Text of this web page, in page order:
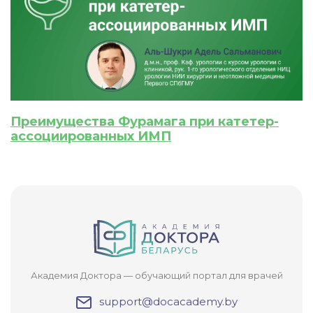
Преимущества Фурамага при катетер-
ассоциированных ИМП
Академия Доктора — обучающий портал для врачей
support@docacademy.by